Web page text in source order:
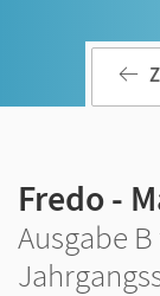
Fredo -
Ausgabe B